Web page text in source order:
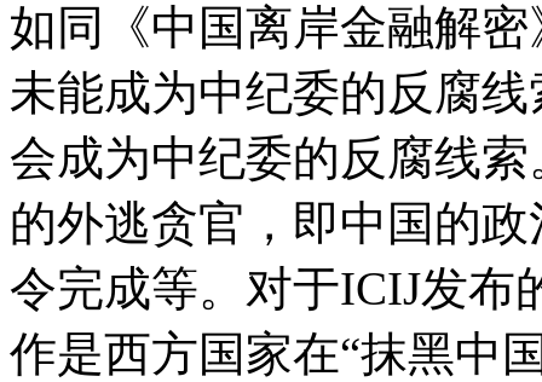
如同《中国离岸金融解
未能成为中纪委的反腐
会成为中纪委的反腐线
的外逃贪官，即中国的
令完成等。对于ICIJ发布
作是西方国家在“抹黑中